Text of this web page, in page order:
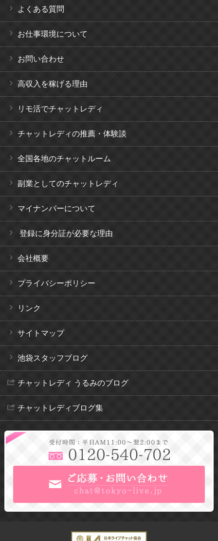
よくある質問
お仕事環境について
お問い合わせ
高収入を稼げる理由
リモ活でチャットレディ
チャットレディの推薦・体験談
全国各地のチャットルーム
副業としてのチャットレディ
マイナンバーについて
登録に身分証が必要な理由
会社概要
プライバシーポリシー
リンク
サイトマップ
池袋スタッフブログ
チャットレディ うるみのブログ
チャットレディブログ集